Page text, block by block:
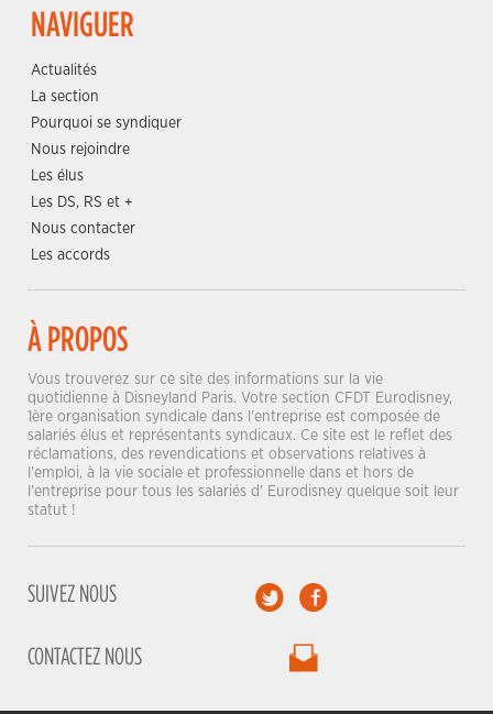
NAVIGUER
Actualités
La section
Pourquoi se syndiquer
Nous rejoindre
Les élus
Les DS, RS et +
Nous contacter
Les accords
À PROPOS
Vous trouverez sur ce site des informations sur la vie
quotidienne à Disneyland Paris. Votre section CFDT Eurodisney,
1ère organisation syndicale dans l'entreprise est composée de
salariés élus et représentants syndicaux. Ce site est le reflet des
réclamations, des revendications et observations relatives à
l'emploi, à la vie sociale et professionnelle dans et hors de
l'entreprise pour tous les salariés d' Eurodisney quelque soit leur
statut !
SUIVEZ NOUS
CONTACTEZ NOUS